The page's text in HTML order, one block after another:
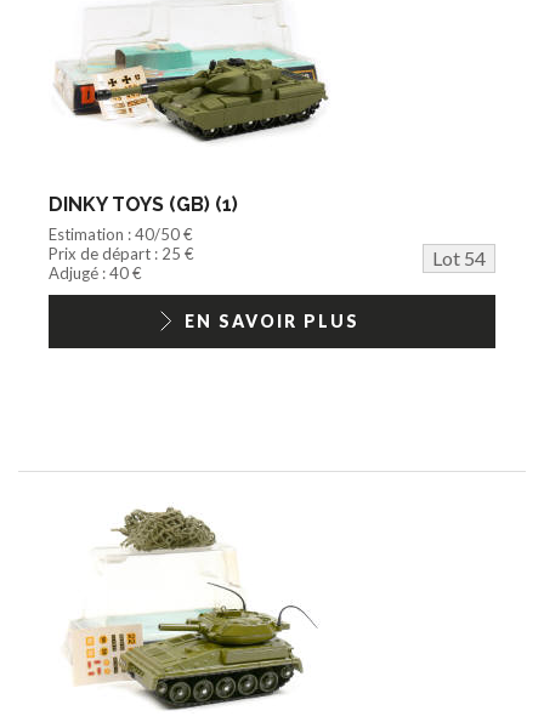
DINKY TOYS (GB) (1)
Estimation : 40/50 €
Prix de départ : 25 €
Lot 54
Adjugé : 40 €
EN SAVOIR PLUS